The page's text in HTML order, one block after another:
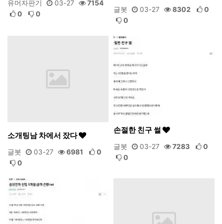
유머자판기 03-27
7154
0
0
글봇 03-27 8302
0
0
소개팅남 차에서 잤다
글봇 03-27 6981
0
0
손절한 친구 썰
글봇 03-27 7283
0
0